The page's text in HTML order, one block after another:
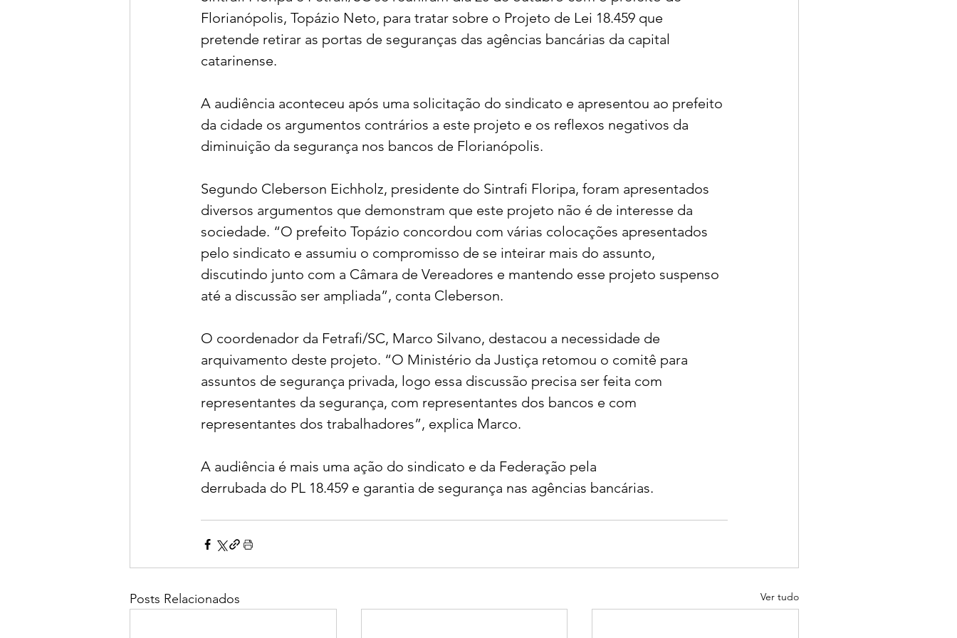
Florianópolis, Topázio Neto, para tratar sobre o Projeto de Lei 18.459 que
pretende retirar as portas de seguranças das agências bancárias da capital
catarinense.
A audiência aconteceu após uma solicitação do sindicato e apresentou ao prefeito
da cidade os argumentos contrários a este projeto e os reflexos negativos da
diminuição da segurança nos bancos de Florianópolis.
Segundo Cleberson Eichholz, presidente do Sintrafi Floripa, foram apresentados
diversos argumentos que demonstram que este projeto não é de interesse da
sociedade. “O prefeito Topázio concordou com várias colocações apresentados
pelo sindicato e assumiu o compromisso de se inteirar mais do assunto,
discutindo junto com a Câmara de Vereadores e mantendo esse projeto suspenso
até a discussão ser ampliada”, conta Cleberson.
O coordenador da Fetrafi/SC, Marco Silvano, destacou a necessidade de
arquivamento deste projeto. “O Ministério da Justiça retomou o comitê para
assuntos de segurança privada, logo essa discussão precisa ser feita com
representantes da segurança, com representantes dos bancos e com
representantes dos trabalhadores”, explica Marco.
A audiência é mais uma ação do sindicato e da Federação pela
derrubada do PL 18.459 e garantia de segurança nas agências bancárias.
Posts Relacionados Ver tudo